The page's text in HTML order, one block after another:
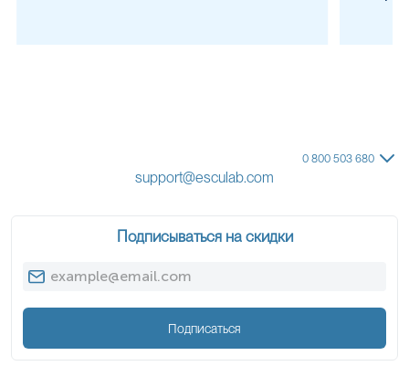
0 800 503 680
support@esculab.com
Подписываться на скидки
Подписаться